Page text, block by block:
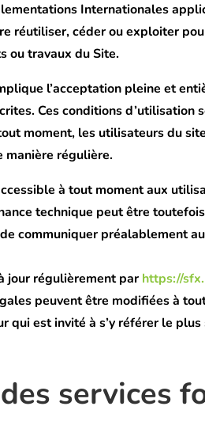
Internationales
réutiliser, céder ou exploiter
ou travaux du Site.
l’acceptation pleine et
Ces conditions d’utilisation
moment, les utilisateurs du site
manière régulière.
à tout moment aux
technique peut être
communiquer préalablement
jour régulièrement parhttps://
peuvent être modifiées à
qui est invité à s’y référer le
services